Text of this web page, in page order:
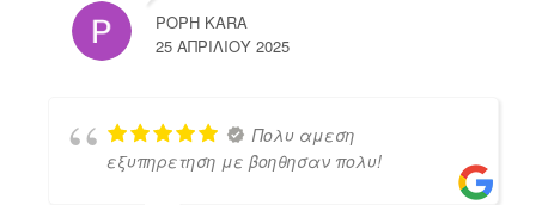
POPH KARA
25 ΑΠΡΙΛΊΟΥ 2025
Πολυ αμεση
εξυπηρετηση με βοηθησαν πολυ!